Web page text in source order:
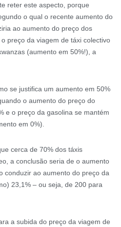
reter este aspecto, porque
o qual o recente aumento do
ao aumento do preço dos
preço da viagem de táxi colectivo
(aumento em 50%!), a
se justifica um aumento em 50%
o aumento do preço do
e o preço da gasolina se mantém
em 0%).
cerca de 70% dos táxis
a conclusão seria de o aumento
conduzir ao aumento do preço da
23,1% – ou seja, de 200 para
a subida do preço da viagem de